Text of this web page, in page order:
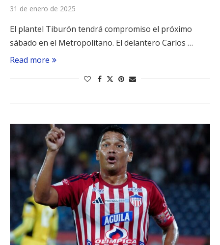
31 de enero de 2025
El plantel Tiburón tendrá compromiso el próximo
sábado en el Metropolitano. El delantero Carlos …
Read more